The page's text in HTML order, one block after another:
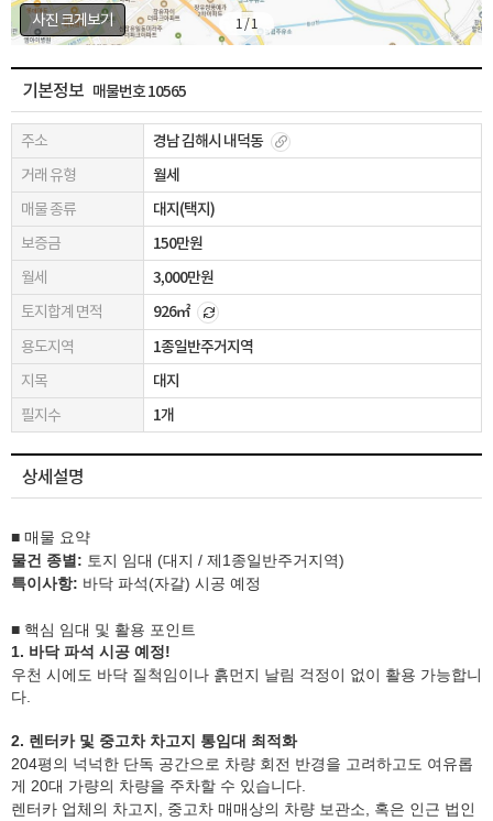
1 / 1
사진 크게보기
기본정보 매물번호 10565
주소
경남 김해시 내덕동
거래 유형
월세
매물 종류
대지(택지)
보증금
150만원
월세
3,000만원
토지합계 면적
926㎡
용도지역
1종일반주거지역
지목
대지
필지수
1개
상세설명
■ 매물 요약
물건 종별: 토지 임대 (대지 / 제1종일반주거지역)
특이사항: 바닥 파석(자갈) 시공 예정
■ 핵심 임대 및 활용 포인트
1. 바닥 파석 시공 예정!
우천 시에도 바닥 질척임이나 흙먼지 날림 걱정이 없이 활용 가능합니
다.
2. 렌터카 및 중고차 차고지 통임대 최적화
204평의 넉넉한 단독 공간으로 차량 회전 반경을 고려하고도 여유롭
게 20대 가량의 차량을 주차할 수 있습니다.
렌터카 업체의 차고지, 중고차 매매상의 차량 보관소, 혹은 인근 법인